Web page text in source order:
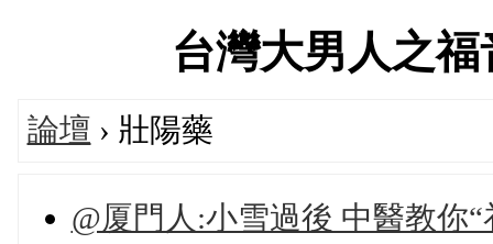
台灣大男人之
論壇 › 壯陽藥
@厦門人:小雪過後 中醫教你“